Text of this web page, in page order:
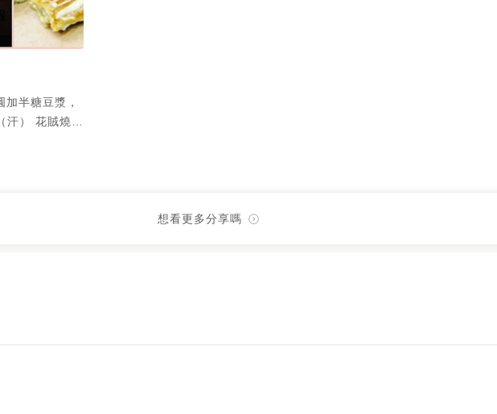
半糖豆漿，
） 花賊燒的
現吃熱騰騰
想看更多分享嗎